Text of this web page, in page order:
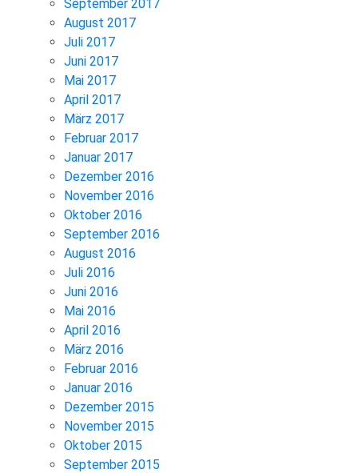
September 2017
August 2017
Juli 2017
Juni 2017
Mai 2017
April 2017
März 2017
Februar 2017
Januar 2017
Dezember 2016
November 2016
Oktober 2016
September 2016
August 2016
Juli 2016
Juni 2016
Mai 2016
April 2016
März 2016
Februar 2016
Januar 2016
Dezember 2015
November 2015
Oktober 2015
September 2015